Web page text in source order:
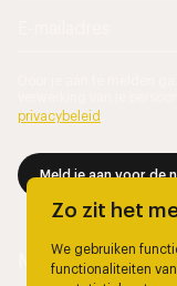
privacybeleid
Meld je aan voor de
Zo zit het
We gebruiken
functionaliteiten